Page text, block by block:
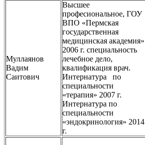
Муллаянов
Вадим
Саитович
Высшее
професиональное, ГОУ
ВПО «Пермская
государственная
медицинская академия»
2006 г. специальность
лечебное дело,
квалификация врач.
Интернатура по
специальности
«терапия» 2007 г.
Интернатура по
специальности
«эндокринология» 2014
г.